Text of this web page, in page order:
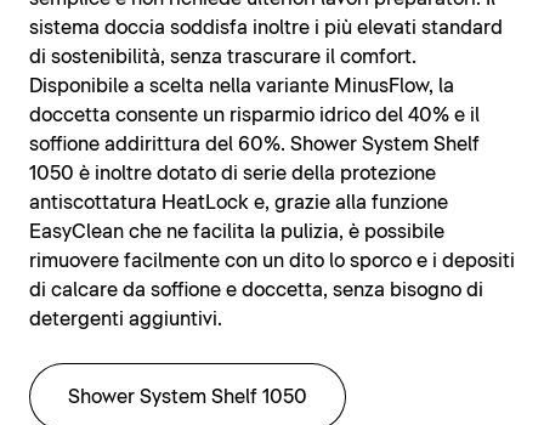
sistema doccia soddisfa inoltre i più elevati standard
di sostenibilità, senza trascurare il comfort.
Disponibile a scelta nella variante MinusFlow, la
doccetta consente un risparmio idrico del 40% e il
soffione addirittura del 60%. Shower System Shelf
1050 è inoltre dotato di serie della protezione
antiscottatura HeatLock e, grazie alla funzione
EasyClean che ne facilita la pulizia, è possibile
rimuovere facilmente con un dito lo sporco e i depositi
di calcare da soffione e doccetta, senza bisogno di
detergenti aggiuntivi.
Shower System Shelf 1050